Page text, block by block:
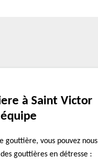
à Saint Victor
gouttière, vous pouvez nous
gouttières en détresse :